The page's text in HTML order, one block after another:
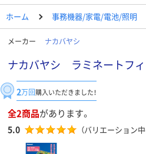
ホーム 事務機器/家電/電池/照明
メーカー ナカバヤシ
ナカバヤシ ラミネートフ
2万回購入いただきました！
全2商品があります。
5.0 （バリエーション